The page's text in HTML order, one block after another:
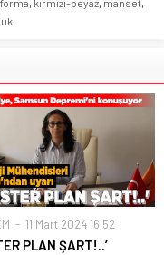
11 Mart 2024 16:52
PLAN ŞART!..’